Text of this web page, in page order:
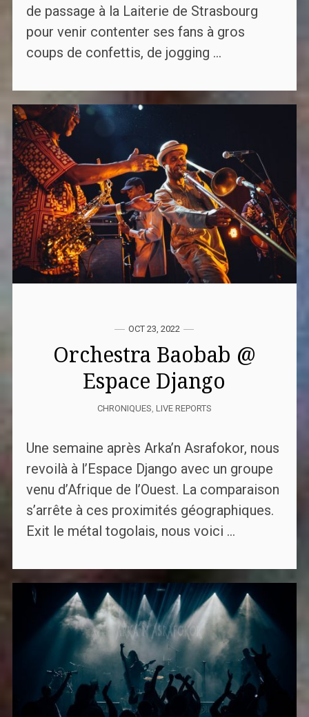
de passage à la Laiterie de Strasbourg
pour venir contenter ses fans à gros
coups de confettis, de jogging ...
OCT 23, 2022
Orchestra Baobab @
Espace Django
CHRONIQUES, LIVE REPORTS
Une semaine après Arka’n Asrafokor, nous
revoilà à l’Espace Django avec un groupe
venu d’Afrique de l’Ouest. La comparaison
s’arrête à ces proximités géographiques.
Exit le métal togolais, nous voici ...